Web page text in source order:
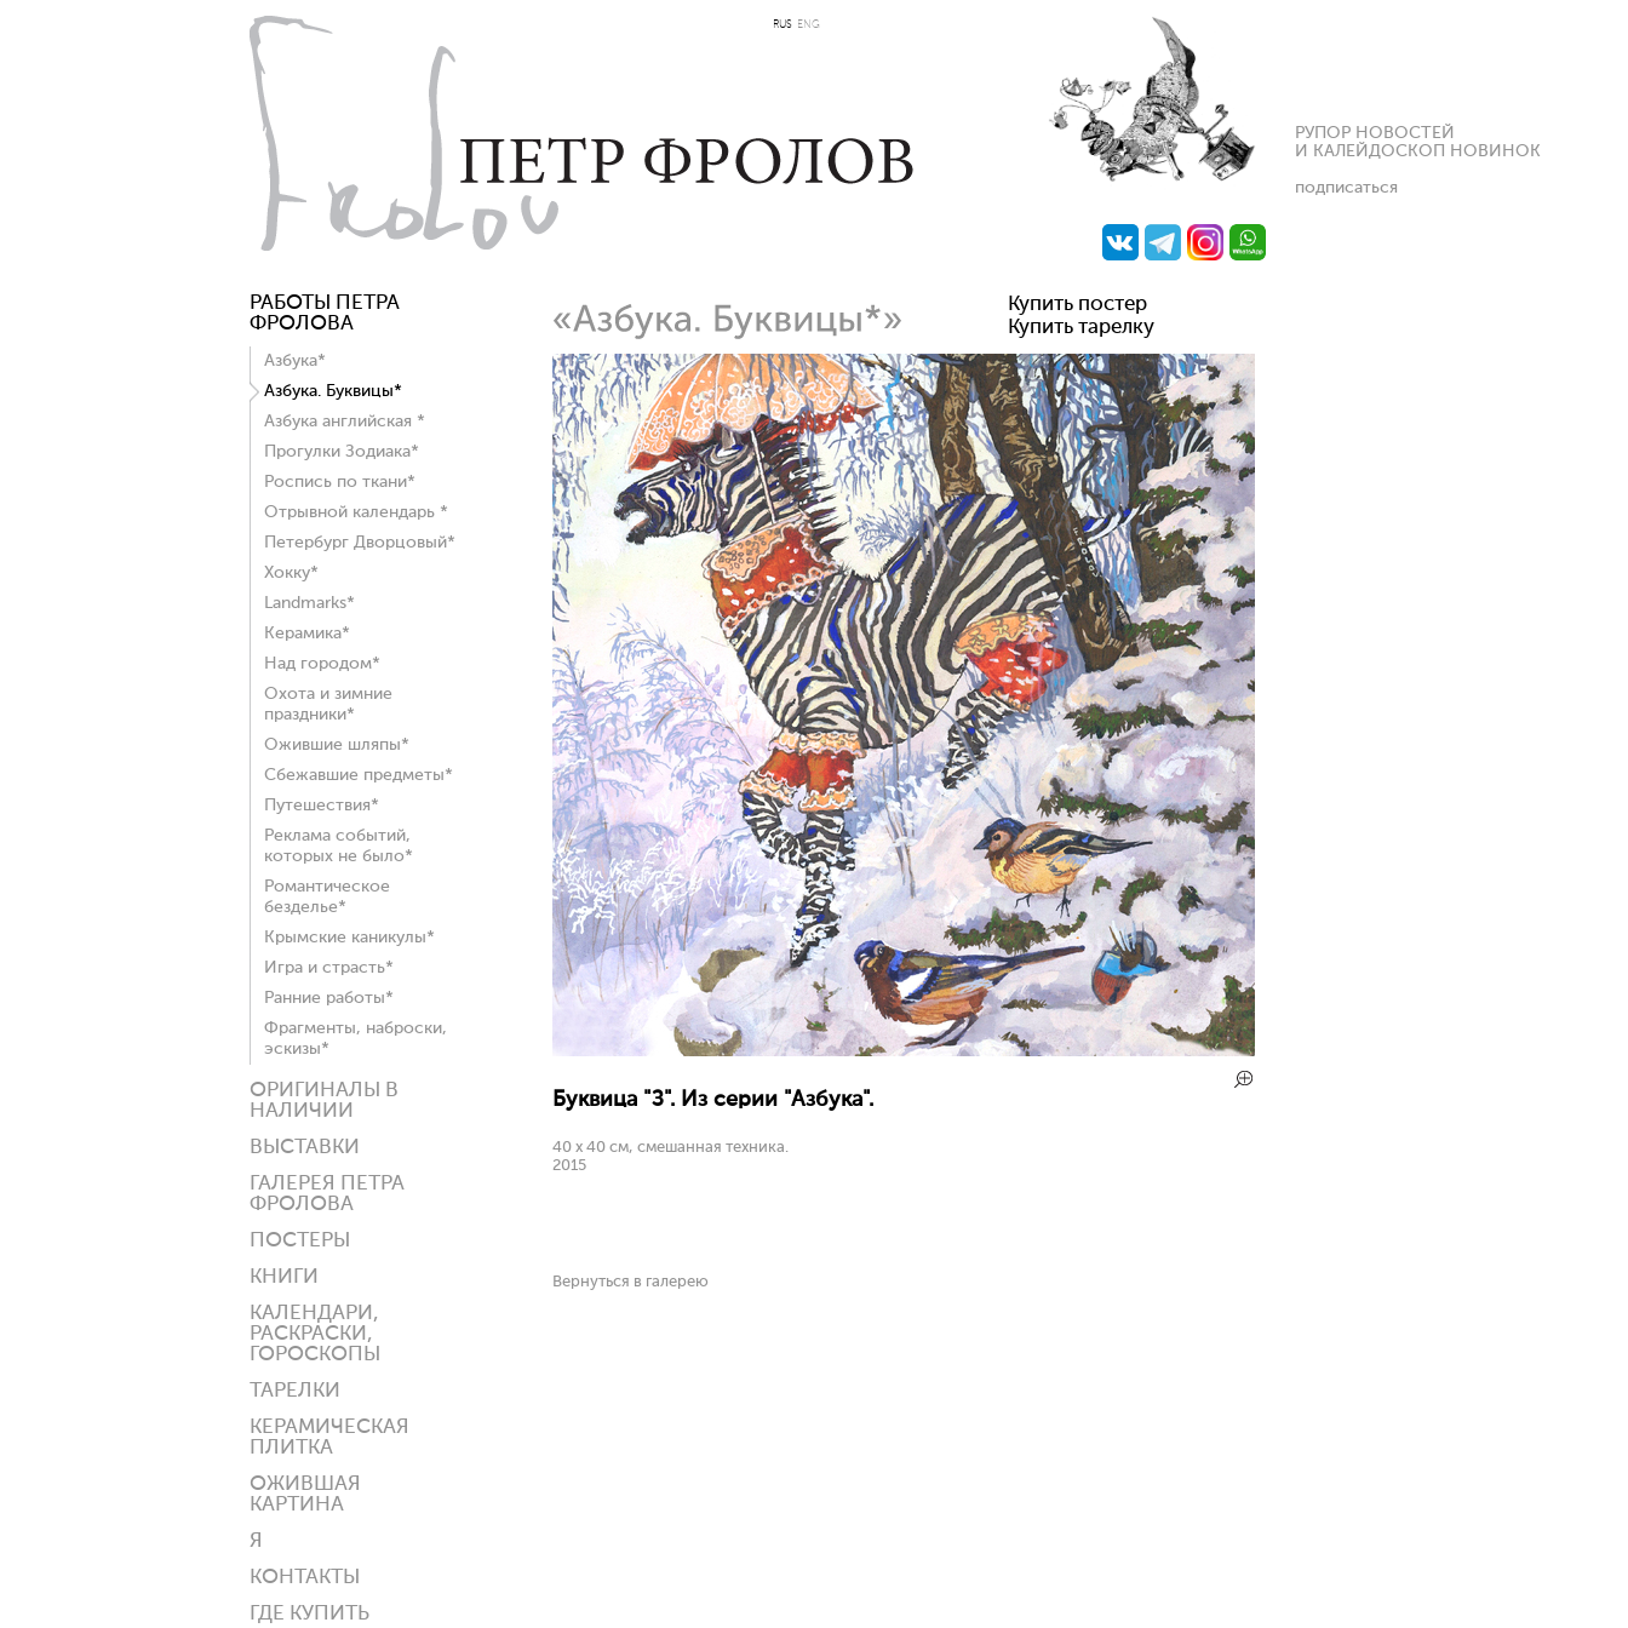
RUS ENG
РУПОР НОВОСТЕЙ
И КАЛЕЙДОСКОП НОВИНОК
подписаться
РАБОТЫ ПЕТРА
ФРОЛОВА
Азбука*
Азбука. Буквицы*
Азбука английская *
Прогулки Зодиака*
Роспись по ткани*
Отрывной календарь *
Петербург Дворцовый*
Хокку*
Landmarks*
Керамика*
Над городом*
Охота и зимние
праздники*
Ожившие шляпы*
Сбежавшие предметы*
Путешествия*
Реклама событий,
которых не было*
Романтическое
безделье*
Крымские каникулы*
Игра и страсть*
Ранние работы*
Фрагменты, наброски,
эскизы*
ОРИГИНАЛЫ В
НАЛИЧИИ
ВЫСТАВКИ
ГАЛЕРЕЯ ПЕТРА
ФРОЛОВА
ПОСТЕРЫ
КНИГИ
КАЛЕНДАРИ,
РАСКРАСКИ,
ГОРОСКОПЫ
ТАРЕЛКИ
КЕРАМИЧЕСКАЯ
ПЛИТКА
ОЖИВШАЯ
КАРТИНА
Я
КОНТАКТЫ
ГДЕ КУПИТЬ
Купить постер
Купить тарелку
Буквица "З". Из серии "Азбука".
40 х 40 см, смешанная техника.
2015
Вернуться в галерею